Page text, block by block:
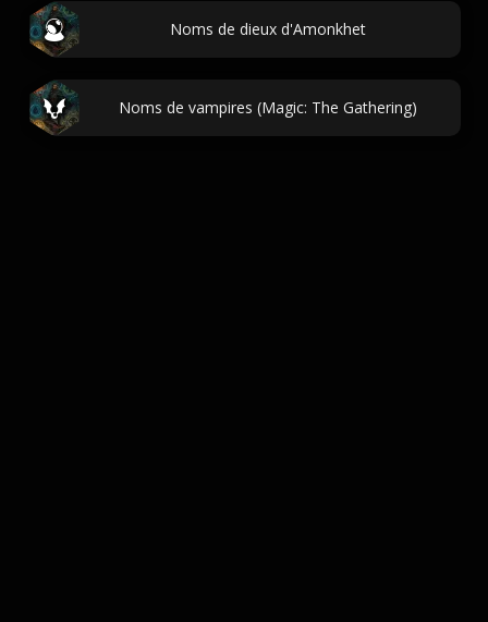
Noms de dieux d'Amonkhet
Noms de vampires (Magic: The Gathering)